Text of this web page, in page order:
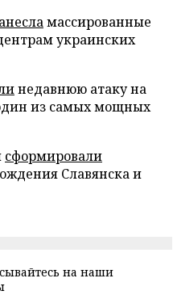
массированные
украинских
недавнюю атаку на
из самых мощных
сформировали
Славянска и
на наши